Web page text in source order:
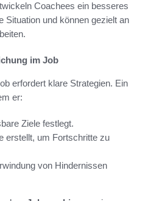
Coachees ein besseres
Situation und können gezielt an
im Job
erfordert klare Strategien. Ein
er:
Ziele festlegt.
erstellt, um Fortschritte zu
von Hindernissen